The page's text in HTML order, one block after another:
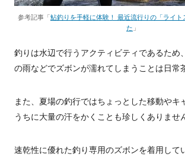
参考記事「鮎釣りを手軽に体験！ 最近流行りの「ライ
た 」
釣りは水辺で行うアクティビティであるため
の雨などでズボンが濡れてしまうことは日常
また、夏場の釣行ではちょっとした移動やキ
うちに大量の汗をかくことも珍しくありませ
速乾性に優れた釣り専用のズボンを着用して